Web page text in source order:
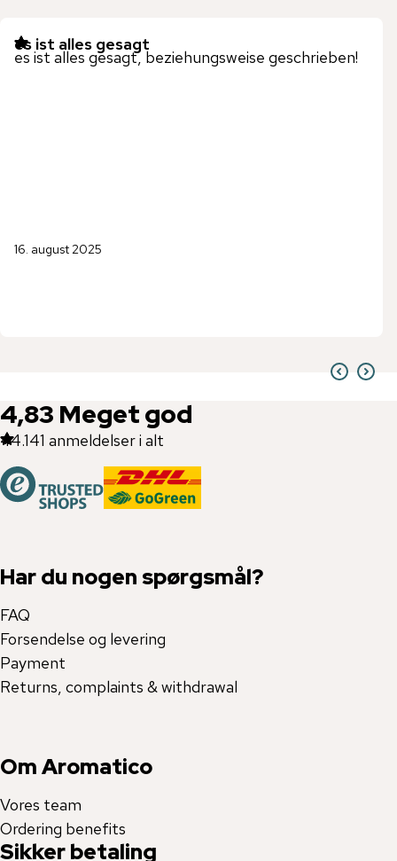
es ist alles gesagt
es ist alles gesagt, beziehungsweise geschrieben!
16. august 2025
4,83 Meget god
44.141 anmeldelser i alt
Har du nogen spørgsmål?
FAQ
Forsendelse og levering
Payment
Returns, complaints & withdrawal
Om Aromatico
Vores team
Ordering benefits
Sikker betaling